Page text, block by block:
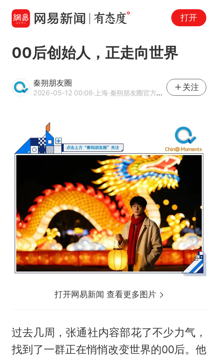
打开
00后创始人，正走向世界
秦朔朋友圈
2026-05-12 00:06·上海·秦朔朋友圈官方网易号
关注
打开网易新闻 查看更多图片
过去几周，张通社内容部花了不少力气，
找到了一群正在悄悄改变世界的00后。他